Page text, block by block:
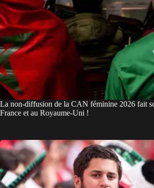
La non-diffusion de la CAN féminine 2026 fait
France et au Royaume-Uni !